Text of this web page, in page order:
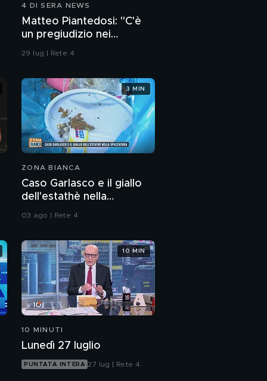
4 DI SERA NEWS
Matteo Piantedosi: "C'è
un pregiudizio nei
confronti della polizia"
29 lug | Rete 4
ZONA BIANCA
Caso Garlasco e il giallo
dell'estathè nella
spazzatura
03 ago | Rete 4
3 MIN
10 MINUTI
Lunedì 27 luglio
PUNTATA INTERA 27 lug | Rete 4
10 MIN